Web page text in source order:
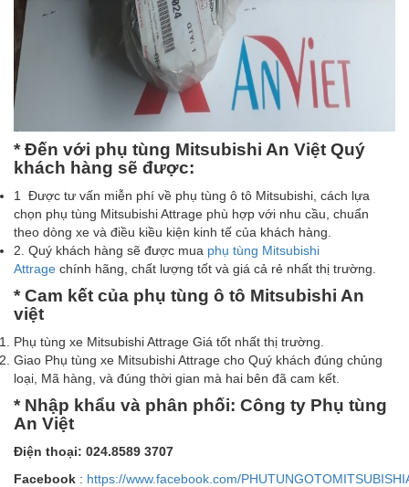
* Đến với phụ tùng Mitsubishi An Việt Quý
khách hàng sẽ được:
1 Được tư vấn miễn phí về phụ tùng ô tô Mitsubishi, cách lựa
chọn phụ tùng Mitsubishi Attrage phù hợp với nhu cầu, chuẩn
theo dòng xe và điều kiều kiện kinh tế của khách hàng.
2. Quý khách hàng sẽ được mua phụ tùng Mitsubishi
Attrage chính hãng, chất lượng tốt và giá cả rẻ nhất thị trường.
* Cam kết của phụ tùng ô tô Mitsubishi An
việt
Phụ tùng xe Mitsubishi Attrage Giá tốt nhất thị trường.
Giao Phụ tùng xe Mitsubishi Attrage cho Quý khách đúng chủng
loại, Mã hàng, và đúng thời gian mà hai bên đã cam kết.
* Nhập khẩu và phân phối: Công ty Phụ tùng
An Việt
Điện thoại: 024.8589 3707
Facebook : https://www.facebook.com/